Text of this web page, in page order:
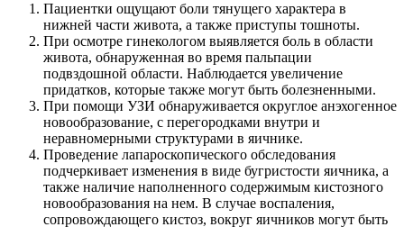
Пациентки ощущают боли тянущего характера в
нижней части живота, а также приступы тошноты.
При осмотре гинекологом выявляется боль в области
живота, обнаруженная во время пальпации
подвздошной области. Наблюдается увеличение
придатков, которые также могут быть болезненными.
При помощи УЗИ обнаруживается округлое анэхогенное
новообразование, с перегородками внутри и
неравномерными структурами в яичнике.
Проведение лапароскопического обследования
подчеркивает изменения в виде бугристости яичника, а
также наличие наполненного содержимым кистозного
новообразования на нем. В случае воспаления,
сопровождающего кистоз, вокруг яичников могут быть